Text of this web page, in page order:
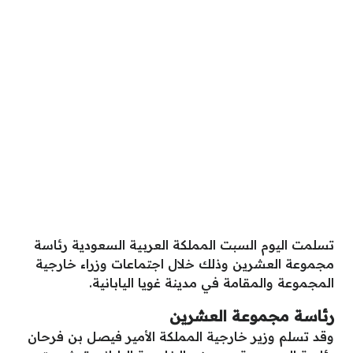
تسلمت اليوم السبت المملكة العربية السعودية رئاسة
مجموعة العشرين وذلك خلال اجتماعات وزراء خارجية
المجموعة والمقامة في مدينة غويا اليابانية.
رئاسة مجموعة العشرين
وقد تسلم وزير خارجية المملكة الأمير فيصل بن فرحان